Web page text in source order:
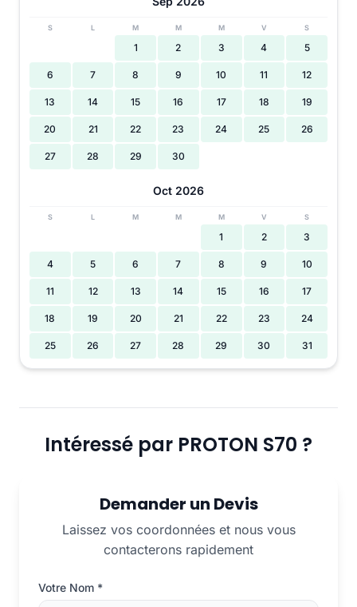
S L M M M V S
1 2 3 4 5
6 7 8 9 10 11 12
13 14 15 16 17 18 19
20 21 22 23 24 25 26
27 28 29 30
Oct 2026
S L M M M V S
1 2 3
4 5 6 7 8 9 10
11 12 13 14 15 16 17
18 19 20 21 22 23 24
25 26 27 28 29 30 31
Intéressé par PROTON S70 ?
Demander un Devis
Laissez vos coordonnées et nous vous
contacterons rapidement
Votre Nom *